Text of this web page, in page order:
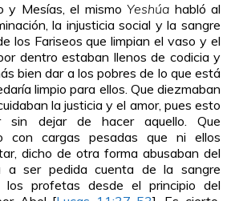
y Mesías, el mismoYeshúa habló al
la injusticia social y la sangre
los Fariseos que limpian el vaso y el
dentro estaban llenos de codicia y
bien dar a los pobres de lo que está
limpio para ellos. Que diezmaban
la justicia y el amor, pues esto
sin dejar de hacer aquello. Que
con cargas pesadas que ni ellos
dicho de otra forma abusaban del
a ser pedida cuenta de la sangre
los profetas desde el principio del